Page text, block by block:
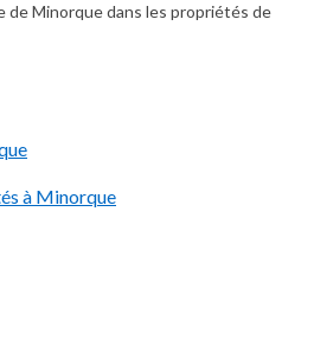
de Minorque dans les propriétés de
à Minorque